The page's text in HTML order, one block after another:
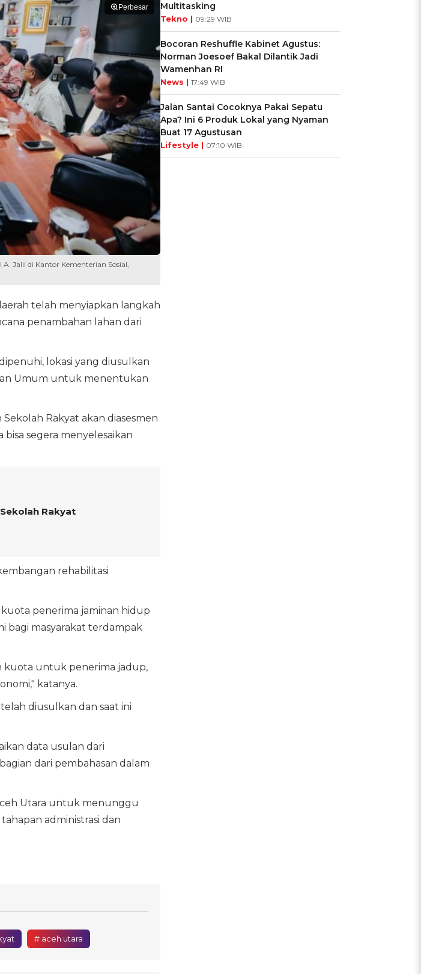
Perbesar
Jalil di Kantor Kementerian Sosial,
telah menyiapkan langkah
penambahan lahan dari
lokasi yang diusulkan
Umum untuk menentukan
Rakyat akan diasesmen
segera menyelesaikan
Rakyat
rehabilitasi
penerima jaminan hidup
bagi masyarakat terdampak
kuota untuk penerima jadup,
katanya.
diusulkan dan saat ini
data usulan dari
dari pembahasan dalam
Utara untuk menunggu
administrasi dan
# aceh utara
Multitasking
Tekno | 09:29 WIB
Bocoran Reshuffle Kabinet Agustus:
Norman Joesoef Bakal Dilantik Jadi
Wamenhan RI
News | 17:49 WIB
Jalan Santai Cocoknya Pakai Sepatu
Apa? Ini 6 Produk Lokal yang Nyaman
Buat 17 Agustusan
Lifestyle | 07:10 WIB